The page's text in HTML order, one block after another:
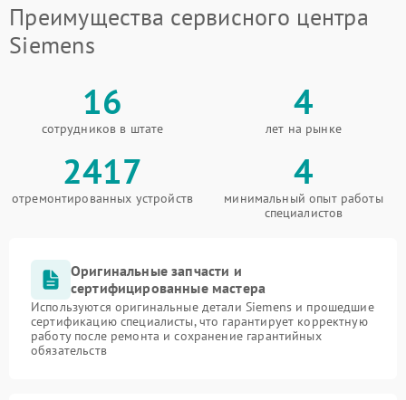
Преимущества сервисного центра
Siemens
16
сотрудников в штате
4
лет на рынке
2417
отремонтированных устройств
4
минимальный опыт работы
специалистов
Оригинальные запчасти и
сертифицированные мастера
Используются оригинальные детали Siemens и прошедшие
сертификацию специалисты, что гарантирует корректную
работу после ремонта и сохранение гарантийных
обязательств